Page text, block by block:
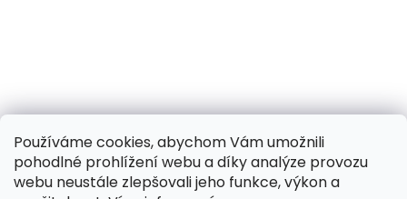
Používáme cookies, abychom Vám umožnili
pohodlné prohlížení webu a díky analýze provozu
webu neustále zlepšovali jeho funkce, výkon a